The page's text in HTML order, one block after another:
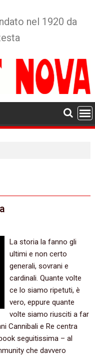
nel 1920 da
La storia la fanno gli
ultimi e non certo
generali, sovrani e
cardinali. Quante volte
ce lo siamo ripetuti, è
vero, eppure quante
volte siamo riusciti a far
Cannibali e Re centra
seguitissima – al
che davvero